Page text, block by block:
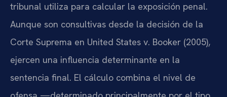
tribunal utiliza para calcular la exposición penal.
Aunque son consultivas desde la decisión de la
Corte Suprema en United States v. Booker (2005),
ejercen una influencia determinante en la
sentencia final. El cálculo combina el nivel de